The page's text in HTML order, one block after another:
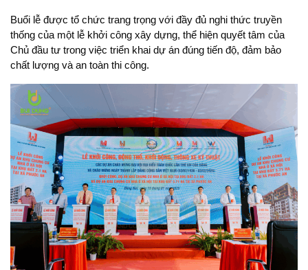
Buổi lễ được tổ chức trang trọng với đầy đủ nghi thức truyền
thống của một lễ khởi công xây dựng, thể hiện quyết tâm của
Chủ đầu tư trong việc triển khai dự án đúng tiến độ, đảm bảo
chất lượng và an toàn thi công.